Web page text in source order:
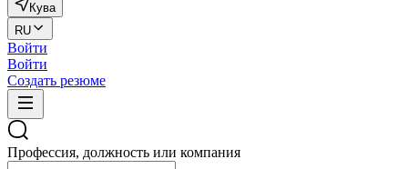
Кува
RU
Войти
Войти
Создать резюме
Профессия, должность или компания